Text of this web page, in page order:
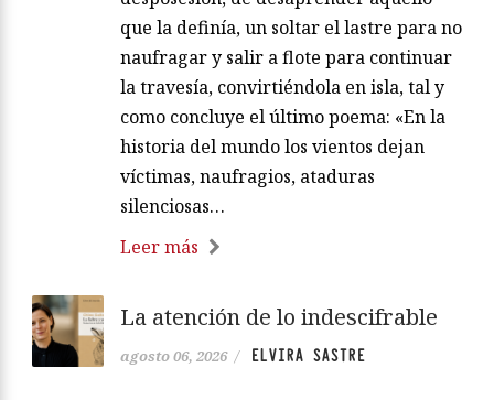
que la definía, un soltar el lastre para no
naufragar y salir a flote para continuar
la travesía, convirtiéndola en isla, tal y
como concluye el último poema: «En la
historia del mundo los vientos dejan
víctimas, naufragios, ataduras
silenciosas…
Leer más
La atención de lo indescifrable
agosto 06, 2026 / ELVIRA SASTRE